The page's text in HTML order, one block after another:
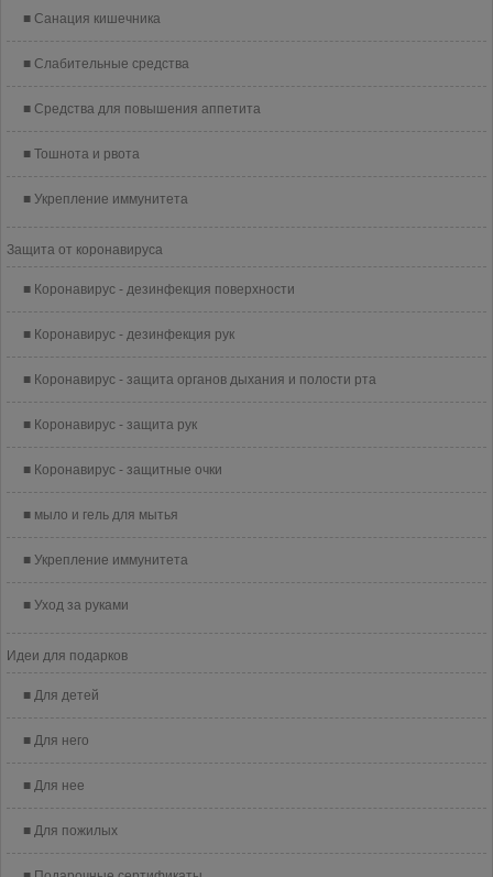
Санация кишечника
Слабительные средства
Средства для повышения аппетита
Тошнота и рвота
Укрепление иммунитета
Защита от коронавируса
Коронавирус - дезинфекция поверхности
Коронавирус - дезинфекция рук
Коронавирус - защита органов дыхания и полости рта
Коронавирус - защита рук
Коронавирус - защитные очки
мыло и гель для мытья
Укрепление иммунитета
Уход за руками
Идеи для подарков
Для детей
Для него
Для нее
Для пожилых